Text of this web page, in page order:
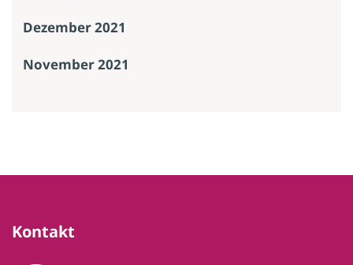
Dezember 2021
November 2021
Kontakt